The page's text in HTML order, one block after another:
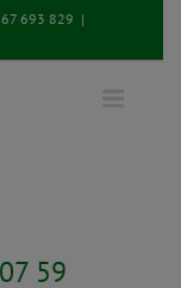
693 829 |
59